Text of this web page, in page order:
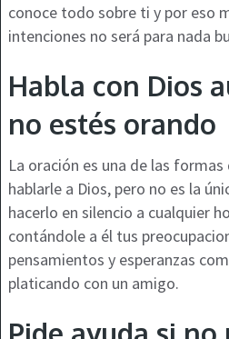
conoce todo sobre ti y por eso
intenciones no será para nada
Habla con Dios
no estés orando
La oración es una de las
hablarle a Dios, pero no es la
hacerlo en silencio a cualquier
contándole a él tus
pensamientos y esperanzas
platicando con un amigo.